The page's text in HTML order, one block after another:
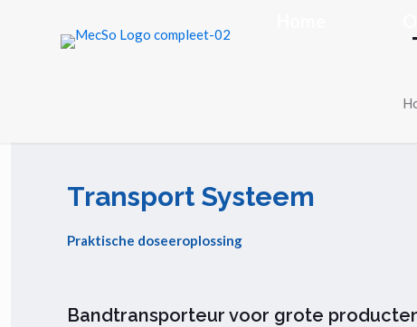
Transport Systeem
Praktische doseeroplossing
Bandtransporteur voor grote